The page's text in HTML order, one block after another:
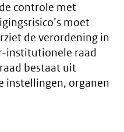
controle met
moet
de verordening in
institutionele raad
bestaat uit
instellingen, organen